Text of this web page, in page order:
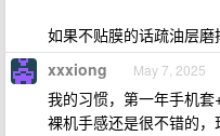
如果不贴膜的话疏油层磨
xxxiong May 7, 2025
我的习惯，第一年手机套
裸机手感还是很不错的